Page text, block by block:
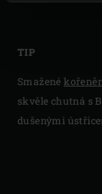
TIP
Smažené
skvěle chutná s
dušenými